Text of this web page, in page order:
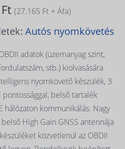
(27.165 Ft + Áfa)
Autós nyomkövetés
adatok (üzemanyag szint,
stb.) kiolvasására
nyomkövető készülék, 3
belső tartalék
hálózaton kommunikálás. Nagy
High Gain GNSS antennája
közvetlenül az OBDII